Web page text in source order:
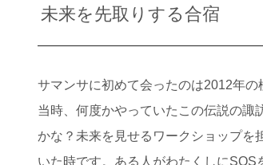
未来を先取りする合宿
サマンサに初めて会ったのは2012年の
当時、何度かやっていたこの伝説の諏
かな？未来を見せるワークショップを
いた時です。ある人がわたくしにSOS